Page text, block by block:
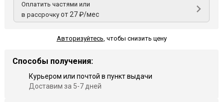
Оплатить частями или
в рассрочку от 27 ₽/мес
Авторизуйтесь, чтобы снизить цену
Способы получения:
Курьером или почтой в пункт выдачи
Доставим за 5-7 дней